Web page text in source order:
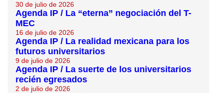
30 de julio de 2026
Agenda IP / La “eterna” negociación del T-
MEC
16 de julio de 2026
Agenda IP / La realidad mexicana para los
futuros universitarios
9 de julio de 2026
Agenda IP / La suerte de los universitarios
recién egresados
2 de julio de 2026